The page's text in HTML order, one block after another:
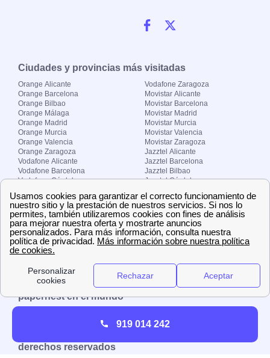
Ciudades y provincias más visitadas
Orange Alicante
Orange Barcelona
Orange Bilbao
Orange Málaga
Orange Madrid
Orange Murcia
Orange Valencia
Orange Zaragoza
Vodafone Alicante
Vodafone Barcelona
Vodafone Córdoba
Vodafone Madrid
Vodafone Murcia
Vodafone Valencia
Vodafone Zaragoza
Movistar Alicante
Movistar Barcelona
Movistar Madrid
Movistar Murcia
Movistar Valencia
Movistar Zaragoza
Jazztel Alicante
Jazztel Barcelona
Jazztel Bilbao
Jazztel Córdoba
Jazztel Málaga
Jazztel Valencia
Jazztel Zaragoza
Sobre Zona-internet.com
¿Quiénes somos?
El grupo papernest
Aviso legal Nuestras ofertas de trabajo
papernest en el mundo
Reino Unido
derechos reservados
919 014 242